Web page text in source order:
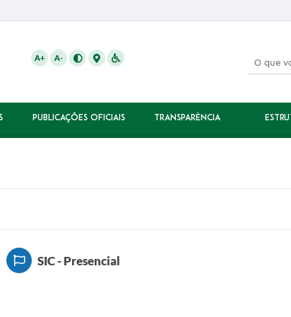
A+ A-
PUBLICAÇÕES OFICIAIS TRANSPARÊNCIA
SIC - Presencial